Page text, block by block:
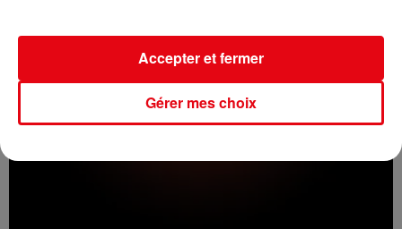
Gérer mes choix
Accepter et fermer